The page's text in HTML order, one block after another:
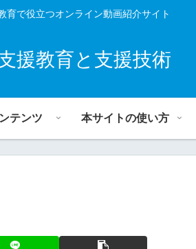
育で役立つオンライン動画紹介サイト
援教育と支援技術
テンツ 本サイトの使い方